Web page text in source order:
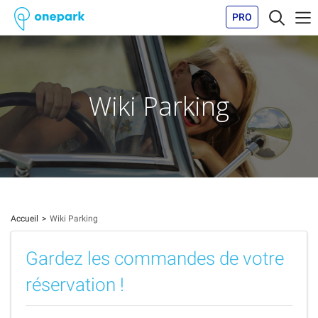
PRO
Wiki Parking
Accueil Wiki Parking
Gardez les commandes de votre
réservation !